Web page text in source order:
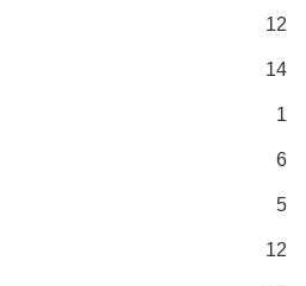
12
14
1
6
5
12